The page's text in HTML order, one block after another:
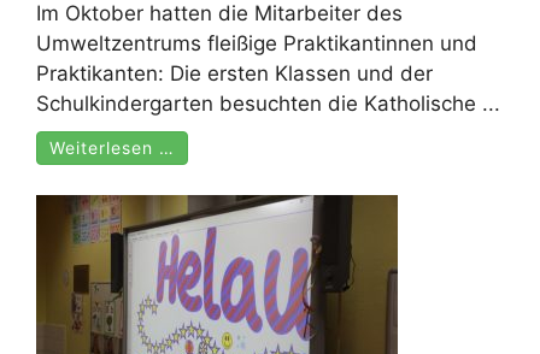
Im Oktober hatten die Mitarbeiter des
Umweltzentrums fleißige Praktikantinnen und
Praktikanten: Die ersten Klassen und der
Schulkindergarten besuchten die Katholische ...
Weiterlesen …